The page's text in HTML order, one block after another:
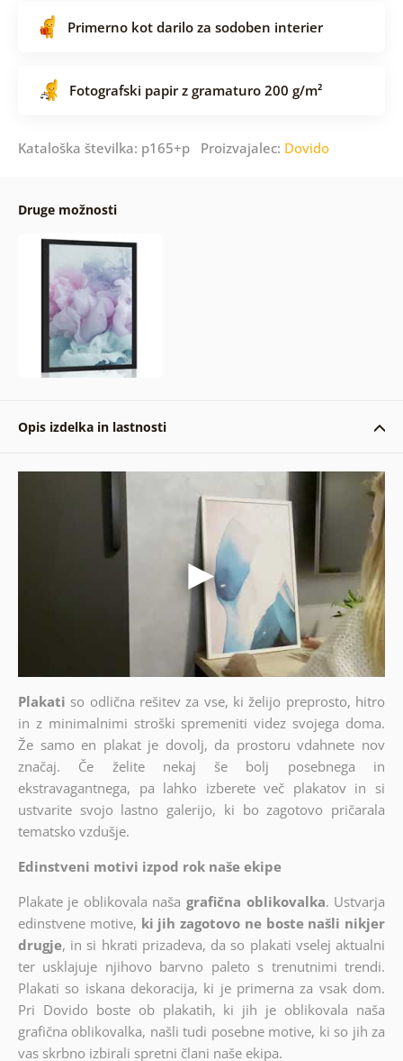
Primerno kot darilo za sodoben interier
Fotografski papir z gramaturo 200 g/m²
Kataloška številka: p165+p Proizvajalec: Dovido
Druge možnosti
Opis izdelka in lastnosti
Plakati so odlična rešitev za vse, ki želijo preprosto, hitro
in z minimalnimi stroški spremeniti videz svojega doma.
Že samo en plakat je dovolj, da prostoru vdahnete nov
značaj. Če želite nekaj še bolj posebnega in
ekstravagantnega, pa lahko izberete več plakatov in si
ustvarite svojo lastno galerijo, ki bo zagotovo pričarala
tematsko vzdušje.
Edinstveni motivi izpod rok naše ekipe
Plakate je oblikovala naša grafična oblikovalka. Ustvarja
edinstvene motive, ki jih zagotovo ne boste našli nikjer
drugje, in si hkrati prizadeva, da so plakati vselej aktualni
ter usklajuje njihovo barvno paleto s trenutnimi trendi.
Plakati so iskana dekoracija, ki je primerna za vsak dom.
Pri Dovido boste ob plakatih, ki jih je oblikovala naša
grafična oblikovalka, našli tudi posebne motive, ki so jih za
vas skrbno izbirali spretni člani naše ekipa.